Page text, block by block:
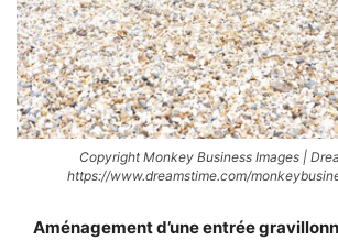
Copyright Monkey Business Images |
https://www.dreamstime.com/
Aménagement d’une entrée